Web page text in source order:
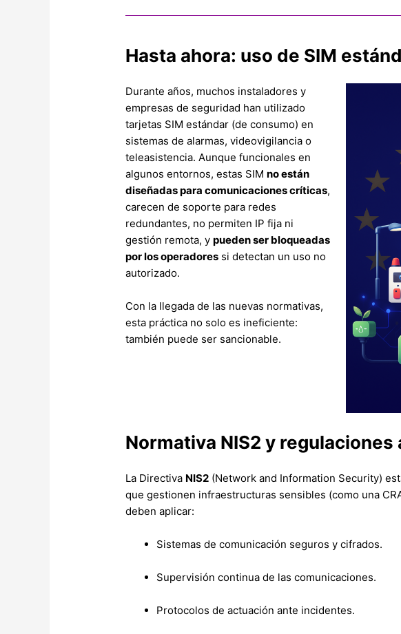
Hasta ahora: uso de SIM
Durante años, muchos instaladores y
empresas de seguridad han utilizado
tarjetas SIM estándar (de consumo) en
sistemas de alarmas, videovigilancia o
teleasistencia. Aunque funcionales en
algunos entornos, estas SIMno están
diseñadas para comunicaciones críticas,
carecen de soporte para redes
redundantes, no permiten IP fija ni
gestión remota, ypueden ser bloqueadas
por los operadores si detectan un uso no
autorizado.
Con la llegada de las nuevas normativas,
esta práctica no solo es ineficiente:
también puede ser sancionable.
Normativa NIS2 y regulaciones
La Directiva NIS2 (Network and Information Security)
que gestionen infraestructuras sensibles (como una
deben aplicar:
Sistemas de comunicación seguros y cifrados.
Supervisión continua de las comunicaciones.
Protocolos de actuación ante incidentes.